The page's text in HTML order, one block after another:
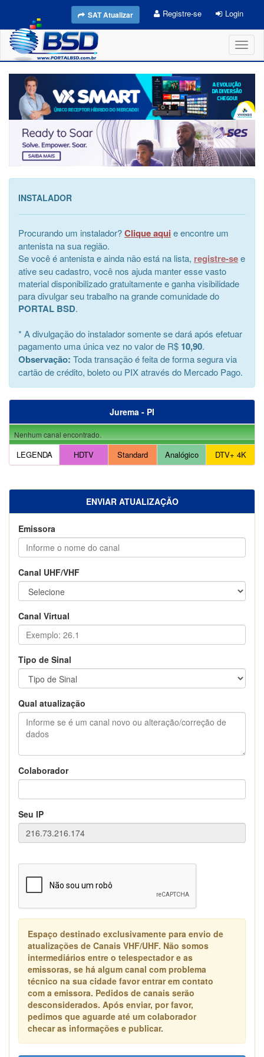
SAT Atualizar Registre-se Login
INSTALADOR
Procurando um instalador?Clique aqui e encontre um
antenista na sua região.
Se você é antenista e ainda não está na lista, registre-see
ative seu cadastro, você nos ajuda manter esse vasto
material disponibilizado gratuitamente e ganha visibilidade
para divulgar seu trabalho na grande comunidade do
PORTAL BSD.
* A divulgação do instalador somente se dará após efetuar
pagamento uma única vez no valor de R$ 10,90.
Observação: Toda transação é feita de forma segura via
cartão de crédito, boleto ou PIX através do Mercado Pago.
Jurema - PI
Nenhum canal encontrado.
LEGENDA HDTV Standard Analógico DTV+ 4K
ENVIAR ATUALIZAÇÃO
Emissora
Canal UHF/VHF
Canal Virtual
Tipo de Sinal
Qual atualização
Colaborador
Seu IP
Espaço destinado exclusivamente para envio de
atualizações de Canais VHF/UHF. Não somos
intermediários entre o telespectador e as
emissoras, se há algum canal com problema
técnico na sua cidade favor entrar em contato
com a emissora. Pedidos de canais serão
desconsiderados. Após enviar, por favor,
pedimos que aguarde até um colaborador
checar as informações e publicar.